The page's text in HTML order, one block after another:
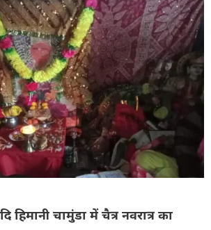
हिमानी चामुंडा में चैत्र नवरात्र का